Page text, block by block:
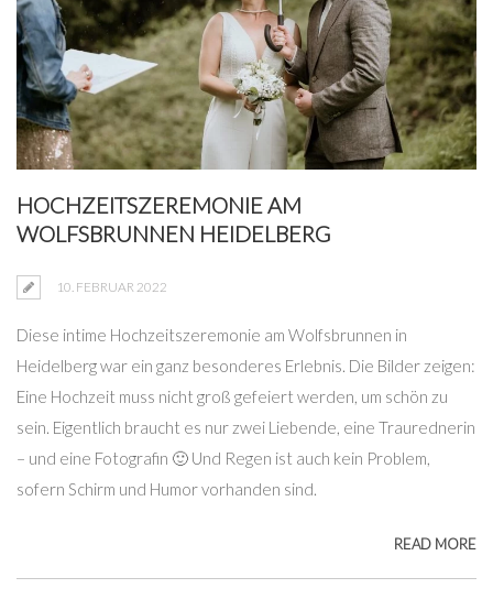
HOCHZEITSZEREMONIE AM
WOLFSBRUNNEN HEIDELBERG
10. FEBRUAR 2022
Diese intime Hochzeitszeremonie am Wolfsbrunnen in
Heidelberg war ein ganz besonderes Erlebnis. Die Bilder zeigen:
Eine Hochzeit muss nicht groß gefeiert werden, um schön zu
sein. Eigentlich braucht es nur zwei Liebende, eine Traurednerin
– und eine Fotografin 🙂 Und Regen ist auch kein Problem,
sofern Schirm und Humor vorhanden sind.
READ MORE